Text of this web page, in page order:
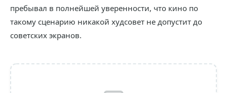
пребывал в полнейшей уверенности, что кино по
такому сценарию никакой худсовет не допустит до
советских экранов.